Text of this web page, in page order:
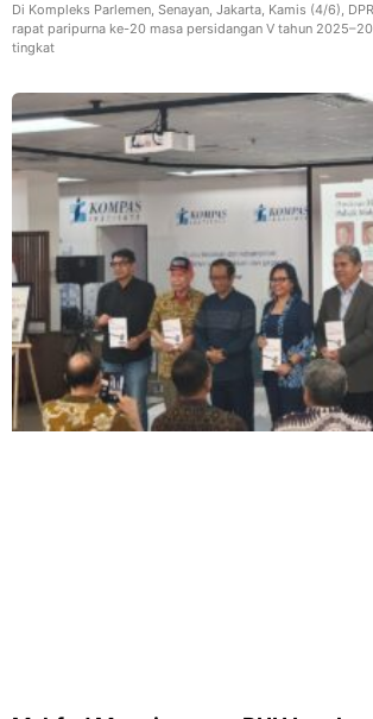
Di Kompleks Parlemen, Senayan, Jakarta, Kamis (4/6),
rapat paripurna ke-20 masa persidangan V tahun
tingkat